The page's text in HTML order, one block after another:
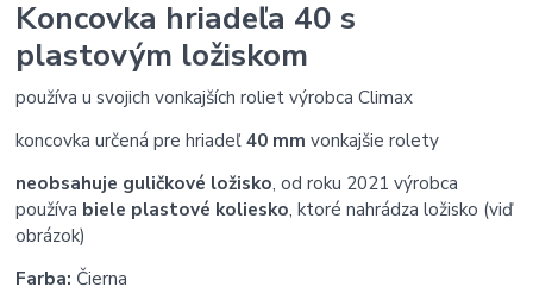
Koncovka hriadeľa 40 s
plastovým ložiskom
používa u svojich vonkajších roliet výrobca Climax
koncovka určená pre hriadeľ40 mm vonkajšie rolety
neobsahuje guličkové ložisko, od roku 2021 výrobca
používa biele plastové koliesko, ktoré nahrádza ložisko (viď
obrázok)
Farba: Čierna